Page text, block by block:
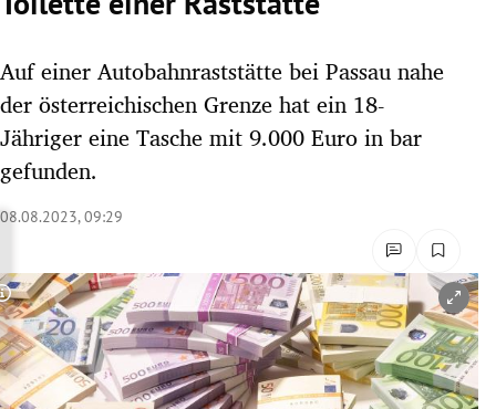
Untermenü
Untermenü
Untermenü
Untermenü
Untermenü
Untermenü
Auf einer Autobahnraststätte bei Passau nahe
der österreichischen Grenze hat ein 18-
Jähriger eine Tasche mit 9.000 Euro in bar
gefunden.
08.08.2023, 09:29
Copyright-Hinweis öffnen/schließen